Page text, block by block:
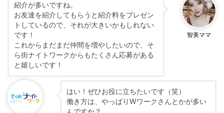
智美ママ
紹介が多いですね。
お友達を紹介してもらうと紹介料をプレゼン
トしているので、それが大きいかもしれない
です！
これからまだまだ仲間を増やしたいので、そ
ら街ナイトワークからもたくさん応募がある
と嬉しいです！
はい！ぜひお役に立ちたいです（笑）
働き方は、やっぱりWワークさんとかが多い
んですか？